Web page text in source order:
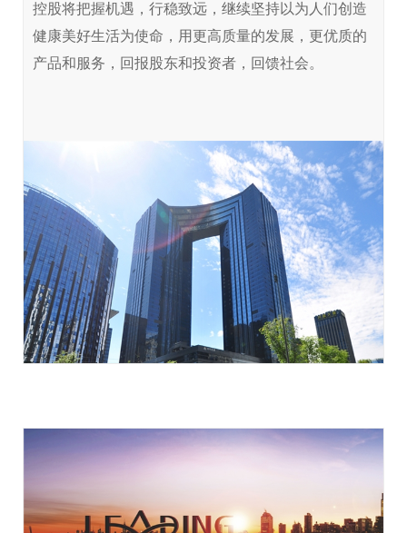
控股将把握机遇，行稳致远，继续坚持以为人们创造
健康美好生活为使命，用更高质量的发展，更优质的
产品和服务，回报股东和投资者，回馈社会。